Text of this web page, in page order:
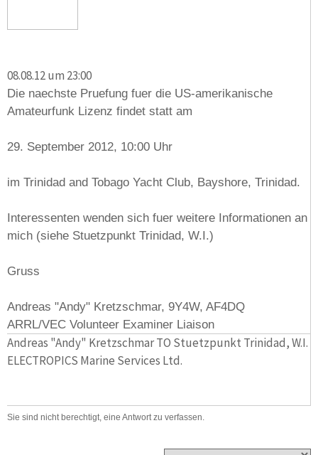
08.08.12 um 23:00
Die naechste Pruefung fuer die US-amerikanische
Amateurfunk Lizenz findet statt am
29. September 2012, 10:00 Uhr
im Trinidad and Tobago Yacht Club, Bayshore, Trinidad.
Interessenten wenden sich fuer weitere Informationen an
mich (siehe Stuetzpunkt Trinidad, W.I.)
Gruss
Andreas "Andy" Kretzschmar, 9Y4W, AF4DQ
ARRL/VEC Volunteer Examiner Liaison
Andreas "Andy" Kretzschmar TO Stuetzpunkt Trinidad, W.I.
ELECTROPICS Marine Services Ltd.
Sie sind nicht berechtigt, eine Antwort zu verfassen.